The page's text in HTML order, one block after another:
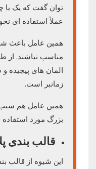
توان گفت که یک یا
عملاً استفاده ای
همین عامل باعث
مناسب نباشند. از
المان های پیچیده
زمانبر است.
همین عامل هم سبب
بزرگ مورد استفاده
قالب بندی
این شیوه از قالب